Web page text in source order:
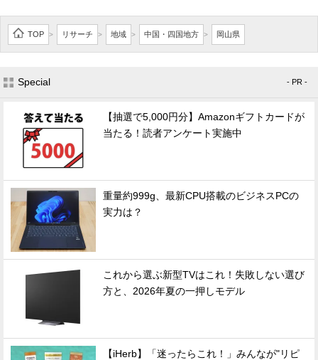
TOP > リサーチ > 地域 > 中国・四国地方 > 岡山県
Special - PR -
【抽選で5,000円分】Amazonギフトカードが
当たる！読者アンケート実施中
重量約999g、最新CPU搭載のビジネスPCの
実力は？
これから選ぶ新型TVはこれ！失敗しない選び
方と、2026年夏の一押しモデル
【iHerb】「迷ったらこれ！」みんなが"リピ